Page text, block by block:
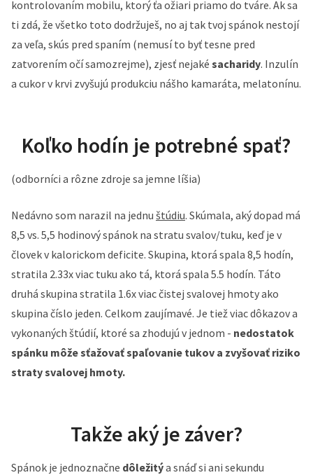
kontrolovaním mobilu, ktorý ťa ožiari priamo do tváre. Ak sa
ti zdá, že všetko toto dodržuješ, no aj tak tvoj spánok nestojí
za veľa, skús pred spaním (nemusí to byť tesne pred
zatvorením očí samozrejme), zjesť nejaké sacharidy. Inzulín
a cukor v krvi zvyšujú produkciu nášho kamaráta, melatonínu.
Koľko hodín je potrebné spať?
(odborníci a rôzne zdroje sa jemne líšia)
Nedávno som narazil na jednu štúdiu. Skúmala, aký dopad má
8,5 vs. 5,5 hodinový spánok na stratu svalov/tuku, keď je v
človek v kalorickom deficite. Skupina, ktorá spala 8,5 hodín,
stratila 2.33x viac tuku ako tá, ktorá spala 5.5 hodín. Táto
druhá skupina stratila 1.6x viac čistej svalovej hmoty ako
skupina číslo jeden. Celkom zaujímavé. Je tiež viac dôkazov a
vykonaných štúdií, ktoré sa zhodujú v jednom - nedostatok
spánku môže sťažovať spaľovanie tukov a zvyšovať riziko
straty svalovej hmoty.
Takže aký je záver?
Spánok je jednoznačne dôležitýa snáď si ani sekundu